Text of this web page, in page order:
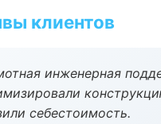
клиентов
инженерная
себестоимость.